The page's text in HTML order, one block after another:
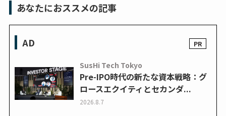
あなたにおススメの記事
AD
SusHi Tech Tokyo
Pre-IPO時代の新たな資本戦略：グ
ロースエクイティとセカンダ...
2026.8.7